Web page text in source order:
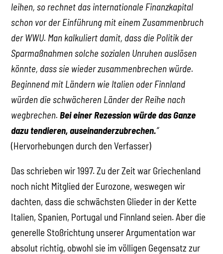
leihen, so rechnet das internationale Finanzkapital
schon vor der Einführung mit einem Zusammenbruch
der WWU. Man kalkuliert damit, dass die Politik der
Sparmaßnahmen solche sozialen Unruhen auslösen
könnte, dass sie wieder zusammenbrechen würde.
Beginnend mit Ländern wie Italien oder Finnland
würden die schwächeren Länder der Reihe nach
wegbrechen.Bei einer Rezession würde das Ganze
dazu tendieren, auseinanderzubrechen.“
(Hervorhebungen durch den Verfasser)
Das schrieben wir 1997. Zu der Zeit war Griechenland
noch nicht Mitglied der Eurozone, weswegen wir
dachten, dass die schwächsten Glieder in der Kette
Italien, Spanien, Portugal und Finnland seien. Aber die
generelle Stoßrichtung unserer Argumentation war
absolut richtig, obwohl sie im völligen Gegensatz zur